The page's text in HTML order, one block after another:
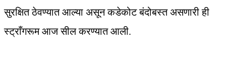
सुरक्षित ठेवण्यात आल्या असून कडेकोट बंदोबस्त असणारी ही
स्ट्राँगरूम आज सील करण्यात आली.